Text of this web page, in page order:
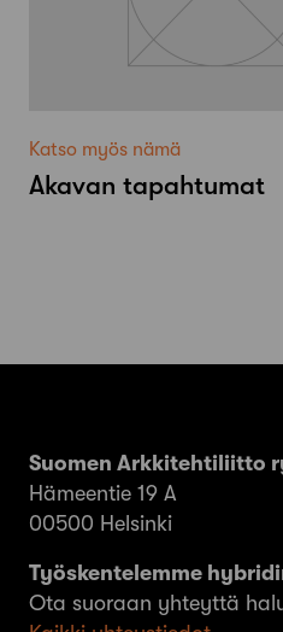
Katso myös nämä
Akavan tapahtumat
Suomen Arkkitehtiliitto
Hämeentie 19 A
00500 Helsinki
Työskentelemme
Ota suoraan yhteyttä